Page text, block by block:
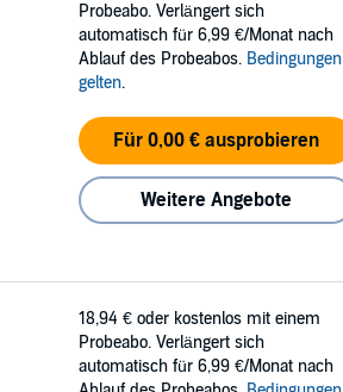
Probeabo. Verlängert sich
automatisch für 6,99 €/Monat nach
Ablauf des Probeabos. Bedingungen
gelten.
Für 0,00 € ausprobieren
Weitere Angebote
18,94 € oder kostenlos mit einem
Probeabo. Verlängert sich
automatisch für 6,99 €/Monat nach